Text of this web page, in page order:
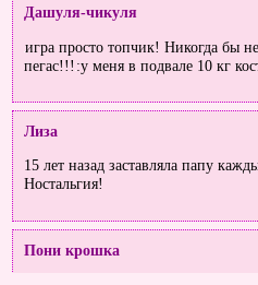
Дашуля-чикуля
игра просто топчик! Никогда бы
пегас!!! :у меня в подвале 10 кг
Лиза
15 лет назад заставляла папу
Ностальгия!
Пони крошка